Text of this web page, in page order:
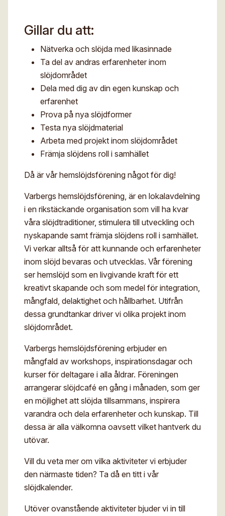
Stipendier
Gesäll- och mästarbrev
Immateriellt kulturarv
Sök
Eng
Gillar du att:
Nätverka och slöjda med likasinnade
Ta del av andras erfarenheter inom
slöjdområdet
Dela med dig av din egen kunskap och
erfarenhet
Prova på nya slöjdformer
Testa nya slöjdmaterial
Arbeta med projekt inom slöjdområdet
Främja slöjdens roll i samhället
Då är vår hemslöjdsförening något för dig!
Varbergs hemslöjdsförening, är en lokalavdelning
i en rikstäckande organisation som vill ha kvar
våra slöjdtraditioner, stimulera till utveckling och
nyskapande samt främja slöjdens roll i samhället.
Vi verkar alltså för att kunnande och erfarenheter
inom slöjd bevaras och utvecklas. Vår förening
ser hemslöjd som en livgivande kraft för ett
kreativt skapande och som medel för integration,
mångfald, delaktighet och hållbarhet. Utifrån
dessa grundtankar driver vi olika projekt inom
slöjdområdet.
Varbergs hemslöjdsförening erbjuder en
mångfald av workshops, inspirationsdagar och
kurser för deltagare i alla åldrar. Föreningen
arrangerar slöjdcafé en gång i månaden, som ger
en möjlighet att slöjda tillsammans, inspirera
varandra och dela erfarenheter och kunskap. Till
dessa är alla välkomna oavsett vilket hantverk du
utövar.
Vill du veta mer om vilka aktiviteter vi erbjuder
den närmaste tiden? Ta då en titt i vår
slöjdkalender.
Utöver ovanstående aktiviteter bjuder vi in till
För- och efternamn*
E-post*
hanteras av Hemslöjden enligt
Dataskyddsförordningen, GDPR. Uppgifterna behövs
för att hantera din anmälan och lämnas aldrig ut till
något företag, annan organisation eller privatperson.